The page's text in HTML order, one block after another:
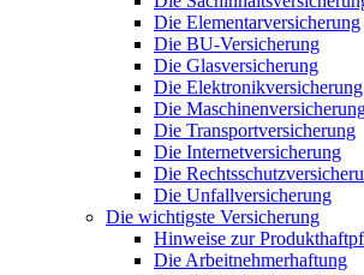
Die Elementarversicherung
Die BU-Versicherung
Die Glasversicherung
Die Elektronikversicherung
Die
Die Transportversicherung
Die Internetversicherung
Die
Die Unfallversicherung
Die wichtigste Versicherung
Hinweise zur
Die Arbeitnehmerhaftung